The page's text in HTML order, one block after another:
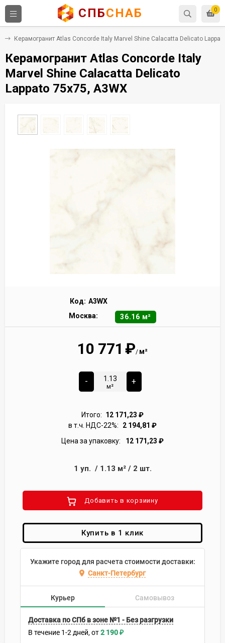
0
СПБСНАБ
Керамогранит Atlas Concorde Italy Marvel Shine Calacatta Delicato
Керамогранит Atlas Concorde Italy
Marvel Shine Calacatta Delicato
Lappato 75x75, A3WX
Код: A3WX
Москва:
36.16 м²
10 771 ₽/ м²
-
м²
+
Итого: 12 171,23 ₽
в т.ч. НДС-22%:
2 194,81 ₽
Цена за упаковку:
12 171,23 ₽
1 уп. / 1.13 м²/ 2 шт.
Добавить в корзиину
Купить в 1 клик
Укажите город для расчета стоимости доставки:
Санкт-Петербург
Курьер Самовывоз
Доставка по СПб в зоне №1 - Без разгрузки
В течение 1-2 дней 2 190₽